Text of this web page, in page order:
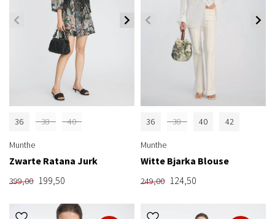
36 38 40
Munthe
Zwarte Ratana Jurk
399,00 199,50
36 38 40 42
Munthe
Witte Bjarka Blouse
249,00 124,50